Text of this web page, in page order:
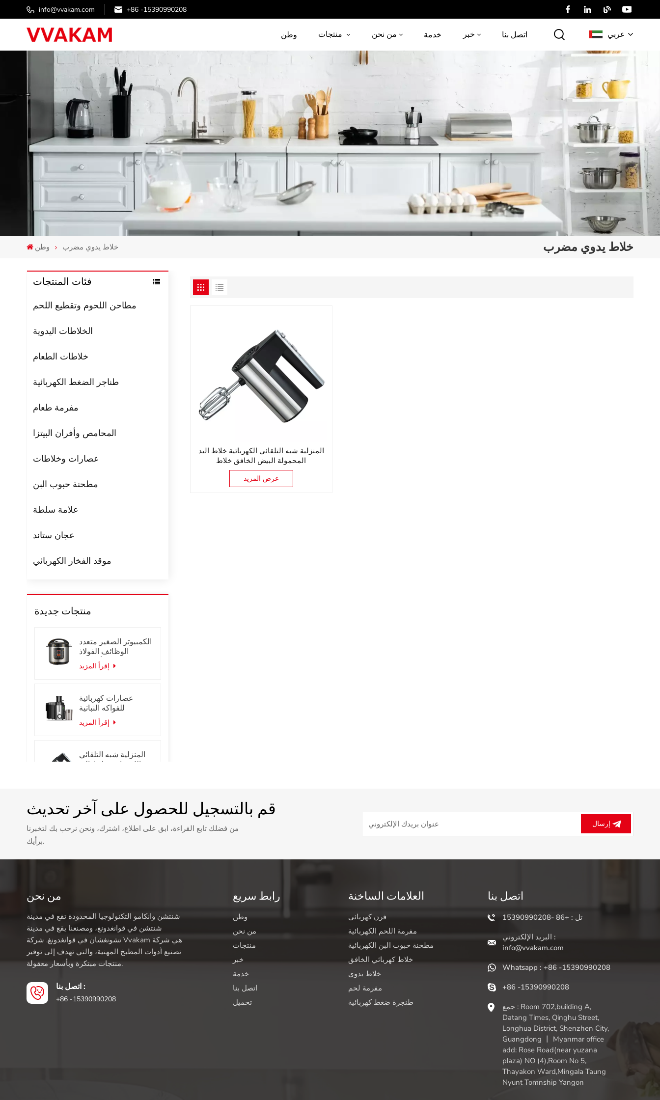
info@vvakam.com +86 -15390990208
وطن من نحن خدمة خبر اتصل بنا عربي
English
Русский
عربي
وطن خلاط يدوي مضرب خلاط يدوي مضرب
فئات المنتجات
مطاحن اللحوم وتقطيع اللحم
الخلاطات اليدوية
خلاطات الطعام
طناجر الضغط الكهربائية
مفرمة طعام
المحامص وأفران البيتزا
عصارات وخلاطات
مطحنة حبوب البن
علامة سلطة
عجان ستاند
موقد الفخار الكهربائي
منتجات جديدة
الكمبيوتر الصغير متعدد
الوظائف الفولاذ
المقاوم للصدأ الذكية
طنجرة الضغط
عصارات كهربائية
للفواكه النباتية
المنزلية شبه التلقائي
الكهربائية خلاط اليد
فرن صغير سعة 7 لتر /
بباب زجاجي واحد
المنزلية شبه التلقائي الكهربائية خلاط اليد
المحمولة البيض الخافق خلاط
عرض المزيد
قم بالتسجيل للحصول على آخر تحديث
من فضلك تابع القراءة، ابق على اطلاع، اشترك، ونحن نرحب بك لتخبرنا
برأيك.
إرسال
من نحن
شنتشن وانكامو التكنولوجيا المحدودة تقع في مدينة
شنتشن في قوانغدونغ، ومصنعنا يقع في مدينة
تشونغشان في قوانغدونغ. شركة Vvakam هي شركة
تصنيع أدوات المطبخ المهنية، والتي تهدف إلى توفير
منتجات مبتكرة وبأسعار معقولة.
اتصل بنا :
+86 -15390990208
رابط سريع
وطن
من نحن
منتجات
خبر
خدمة
اتصل بنا
تحميل
العلامات الساخنة
فرن كهربائي
مفرمة اللحم الكهربائية
مطحنة حبوب البن الكهربائية
خلاط كهربائي الخافق
خلاط يدوي
مفرمة لحم
طنجرة ضغط كهربائية
اتصل بنا
تل : +86 -15390990208
البريد الإلكتروني :
info@vvakam.com
Whatsapp : +86 -15390990208
+86 -15390990208
جمع : Room 702,building A,
Datang Times, Qinghu Street,
Longhua District, Shenzhen City,
Guangdong 丨 Myanmar office
add: Rose Road(near yuzana
plaza) NO (4),Room No 5,
Thayakon Ward,Mingala Taung
Nyunt Tomnship Yangon